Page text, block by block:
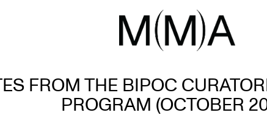
FROM THE BIPOC
PROGRAM (OCTOBER